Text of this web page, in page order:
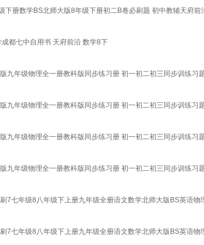
下册数学BS北师大版8年级下册初二B卷必刷题 初中教辅天府
都七中自用书 天府前沿 数学8下
九年级物理全一册教科版同步练习册 初一初二初三同步训练习
九年级物理全一册教科版同步练习册 初一初二初三同步训练习
九年级物理全一册教科版同步练习册 初一初二初三同步训练习
九年级物理全一册教科版同步练习册 初一初二初三同步训练习
7七年级8八年级下上册九年级全册语文数学北师大版BS英语
7七年级8八年级下上册九年级全册语文数学北师大版BS英语